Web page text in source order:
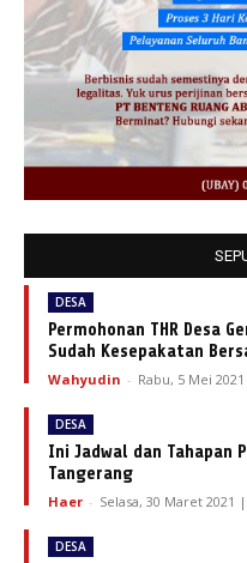
DESA
Permohonan THR Desa
Sudah Kesepakatan
Wahyudin - Rabu, 5 Mei
DESA
Ini Jadwal dan Tahapan
Tangerang
Haer - Selasa, 30 Maret 2021
DESA